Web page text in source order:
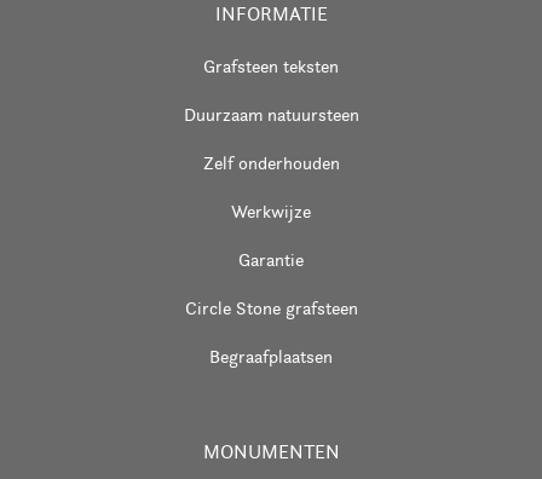
INFORMATIE
Grafsteen teksten
Duurzaam natuursteen
Zelf onderhouden
Werkwijze
Garantie
Circle Stone grafsteen
Begraafplaatsen
MONUMENTEN